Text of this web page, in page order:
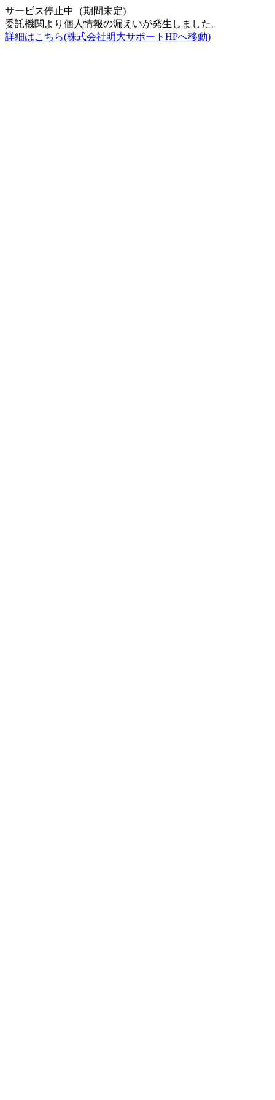
サービス停止中（期間未定)
委託機関より個人情報の漏えいが発生しました。
詳細はこちら(株式会社明大サポートHPへ移動)